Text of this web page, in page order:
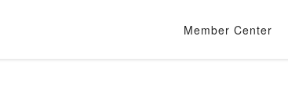
Member Center